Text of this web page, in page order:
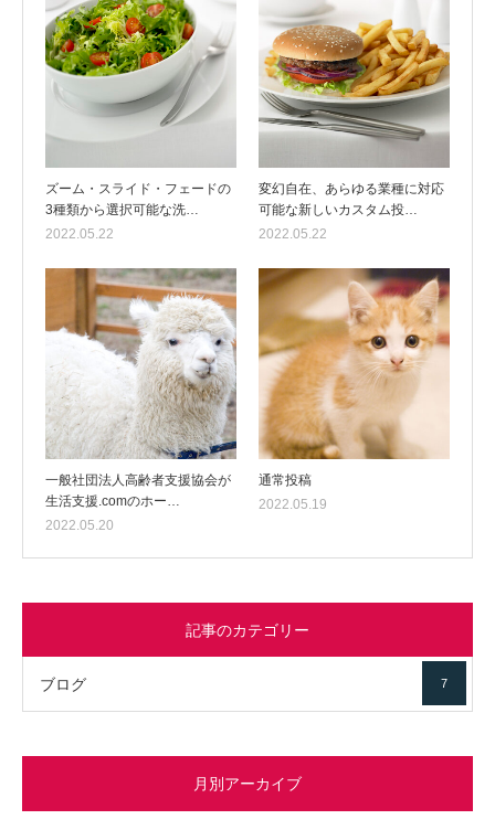
ズーム・スライド・フェードの
3種類から選択可能な洗…
2022.05.22
変幻自在、あらゆる業種に対応
可能な新しいカスタム投…
2022.05.22
一般社団法人高齢者支援協会が
生活支援.comのホー…
2022.05.20
通常投稿
2022.05.19
記事のカテゴリー
ブログ 7
月別アーカイブ